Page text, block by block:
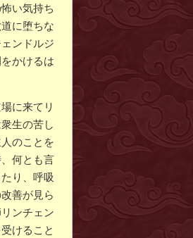
い気持ち
に堕ちな
ンドルジ
かけるは
に来てリ
生の苦し
のことを
何とも言
り、呼吸
善が見ら
ンチェン
けること